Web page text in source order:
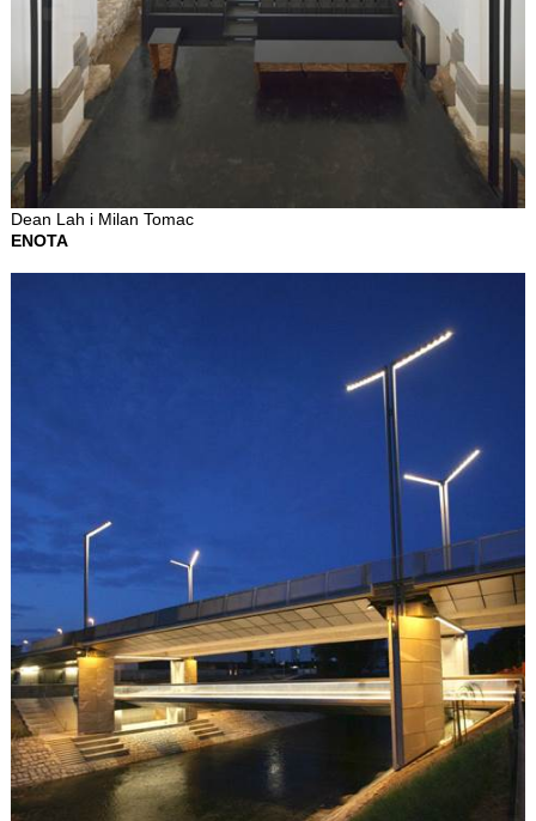
Dean Lah i Milan Tomac
ENOTA